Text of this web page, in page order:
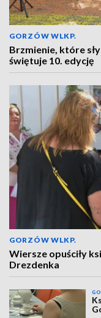
GORZÓW WLKP.
Brzmienie, które
świętuje 10. edycję
GORZÓW WLKP.
Wiersze opuściły
Drezdenka